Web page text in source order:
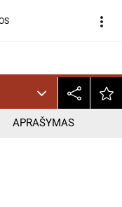
more_vert
APRAŠYMAS